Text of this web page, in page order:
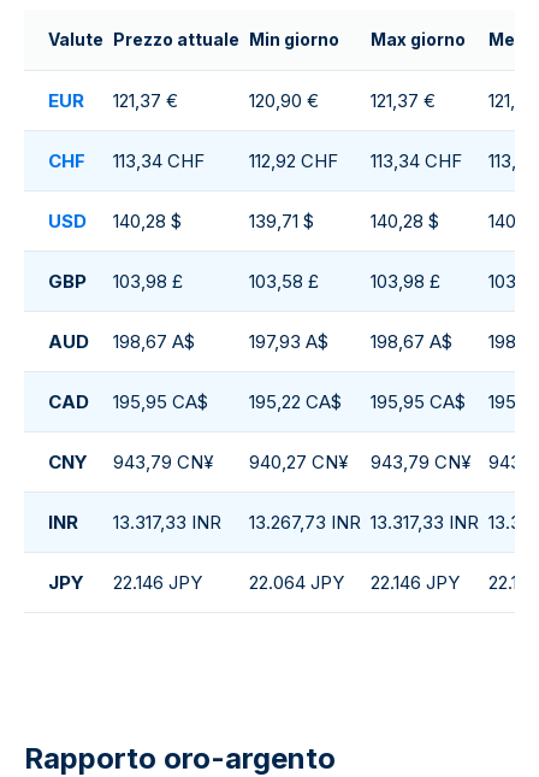
Valute Prezzo attuale Min giorno Max giorno
EUR 121,37 € 120,90 € 121,37 €
CHF 113,34 CHF 112,92 CHF 113,34 CHF
USD 140,28 $ 139,71 $ 140,28 $
GBP 103,98 £ 103,58 £ 103,98 £
AUD 198,67 A$ 197,93 A$ 198,67 A$
CAD 195,95 CA$ 195,22 CA$ 195,95 CA$
CNY 943,79 CN¥ 940,27 CN¥ 943,79 CN¥
INR 13.317,33 INR 13.267,73 INR 13.317,33 INR
JPY 22.146 JPY 22.064 JPY 22.146 JPY
Rapporto oro-argento